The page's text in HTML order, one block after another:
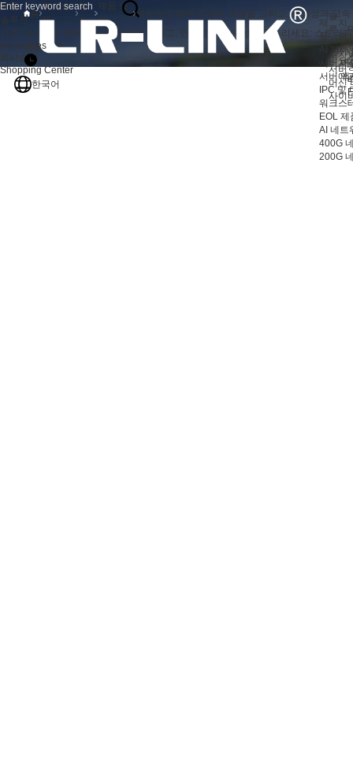
제
품
AI 서
서버
서버 액
IPC 및
워크스
EOL 제
AI 네트
400G
200G
솔
루
션
저장
서버
머신
사이
지
원
지
자
애
제품
솔루션
지원
Resources
회사소개
Shopping Center
한국어
홈
회사소
개
뉴
스
제품 역
학
네트워크 병목 현상에 작별을 고하고, 안정성과 고속 성능을 누리세요: 스토리
권장 사항